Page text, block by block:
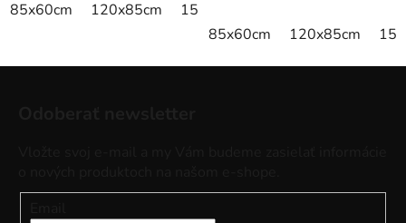
85x60cm 120x85cm 150x85cm
85x60cm 120x85cm